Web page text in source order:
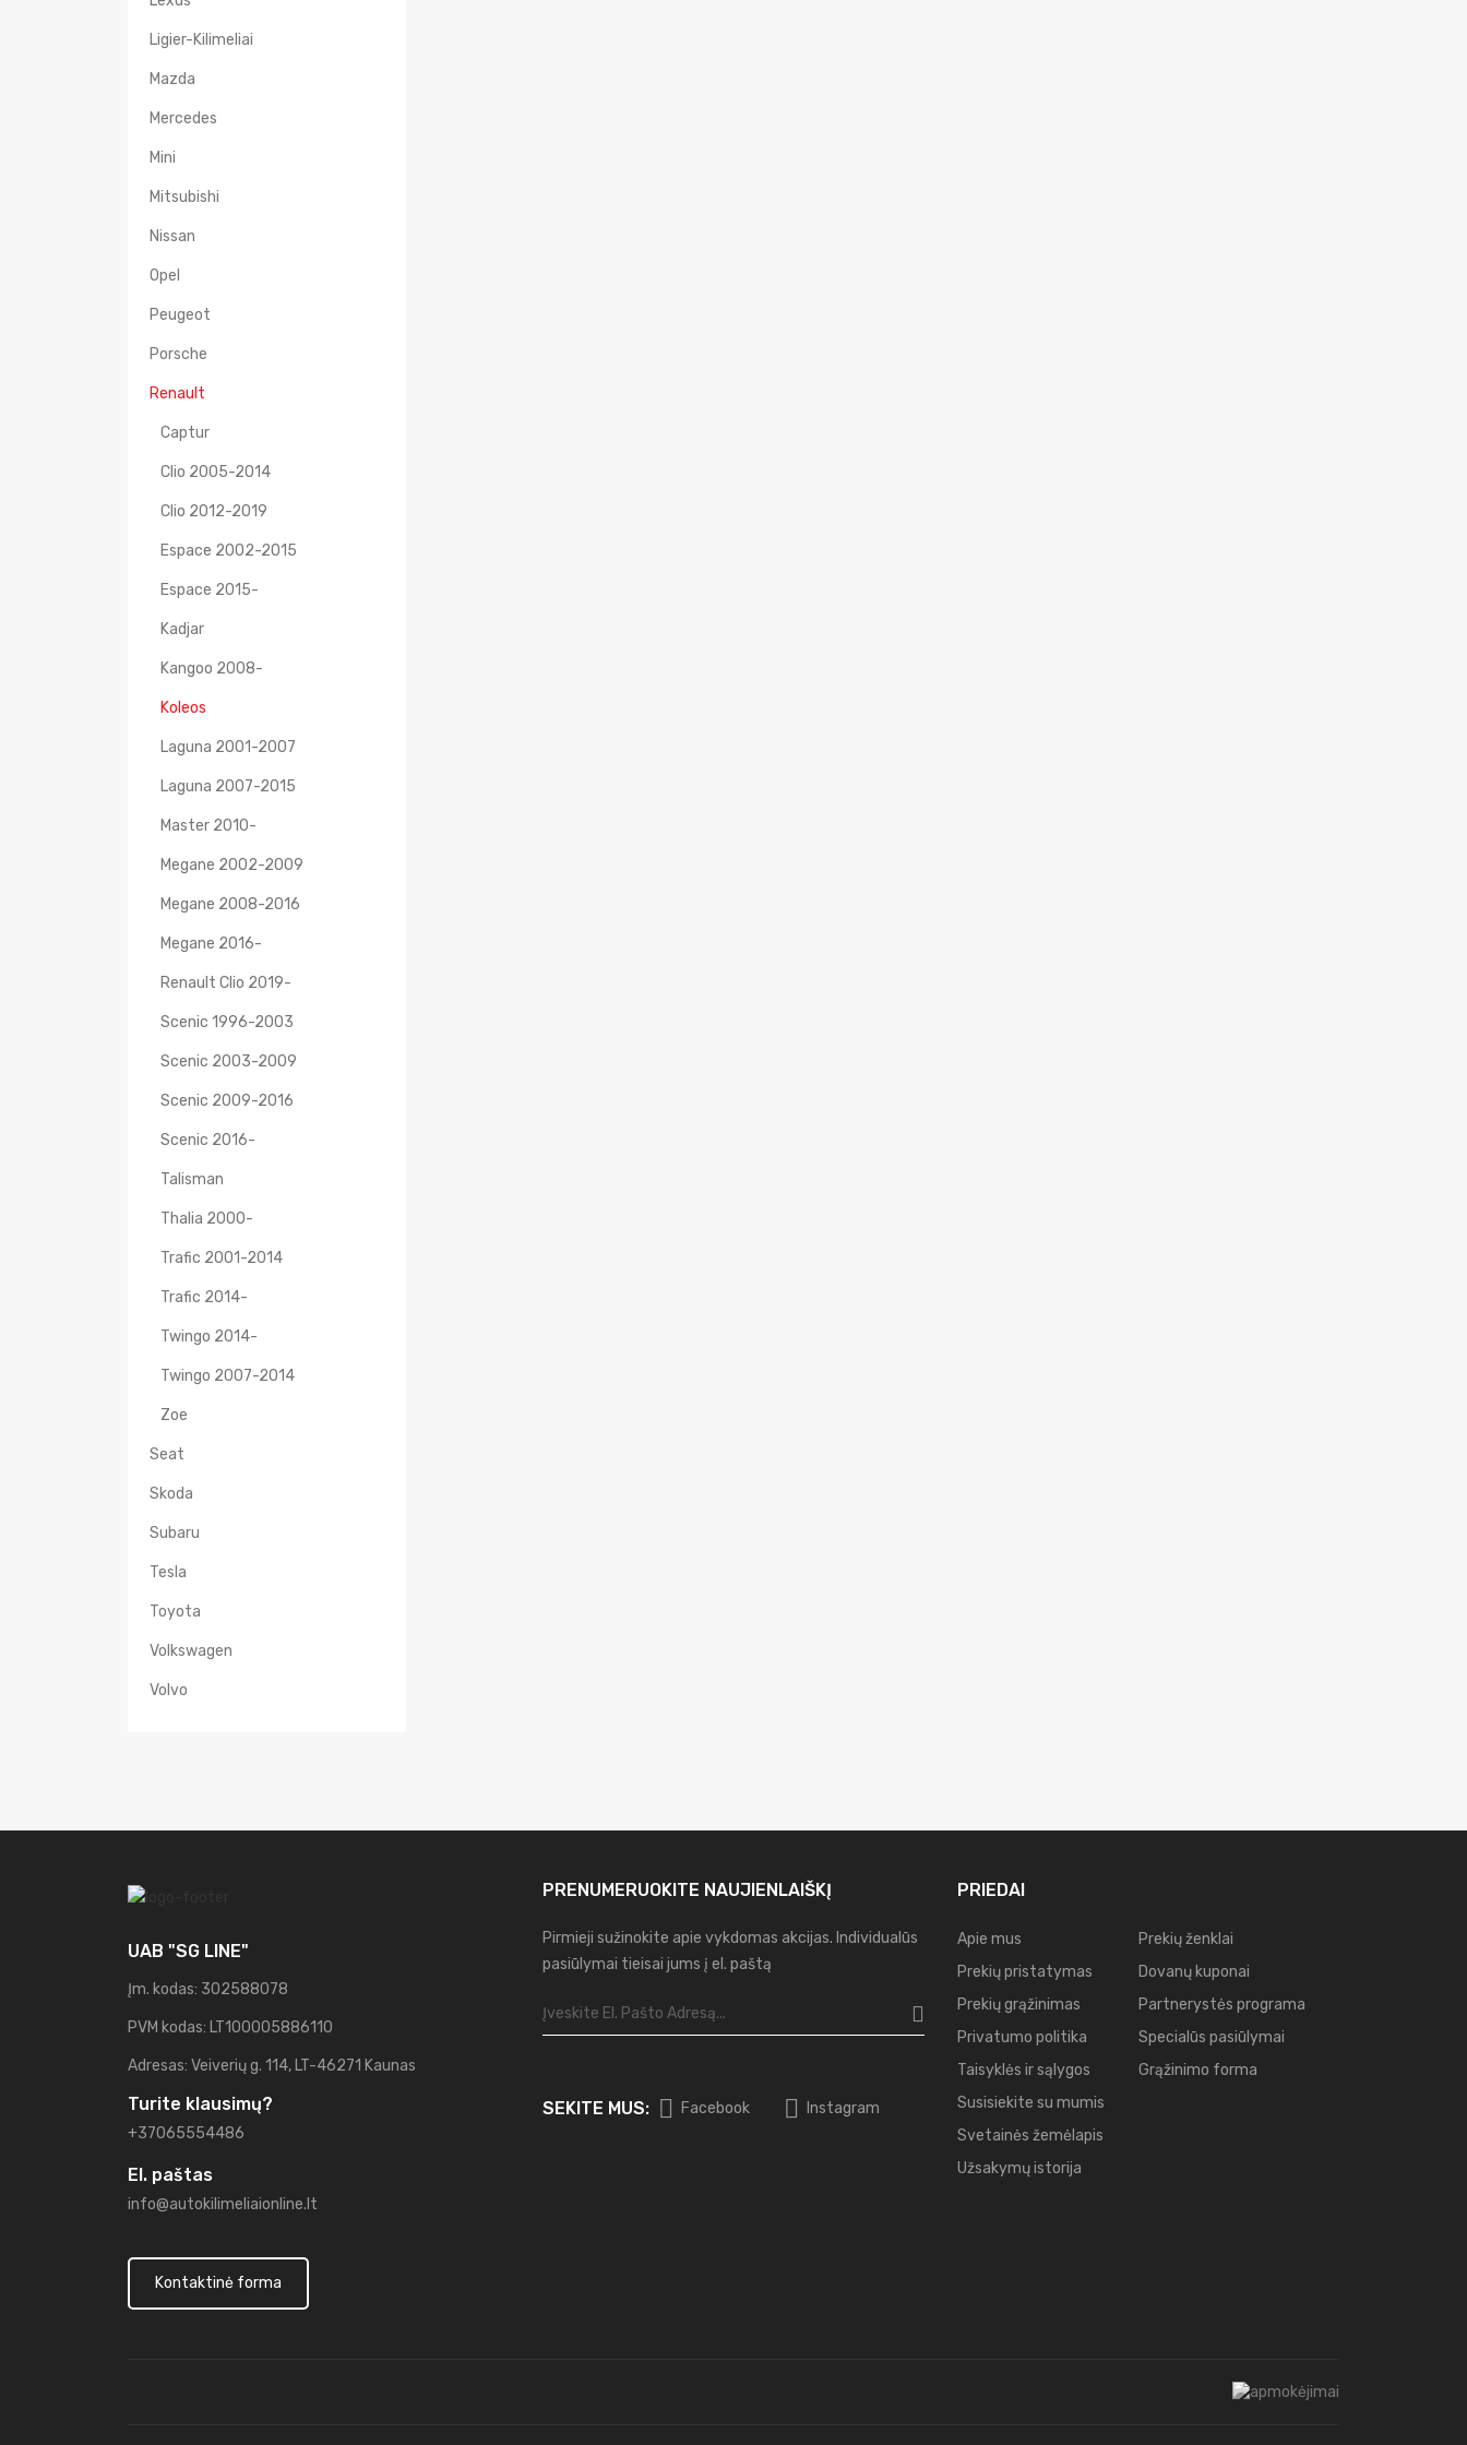
Ligier-Kilimeliai
Mazda
Mercedes
Mini
Mitsubishi
Nissan
Opel
Peugeot
Porsche
Renault
Captur
Clio 2005-2014
Clio 2012-2019
Espace 2002-2015
Espace 2015-
Kadjar
Kangoo 2008-
Koleos
Laguna 2001-2007
Laguna 2007-2015
Master 2010-
Megane 2002-2009
Megane 2008-2016
Megane 2016-
Renault Clio 2019-
Scenic 1996-2003
Scenic 2003-2009
Scenic 2009-2016
Scenic 2016-
Talisman
Thalia 2000-
Trafic 2001-2014
Trafic 2014-
Twingo 2014-
Twingo 2007-2014
Zoe
Seat
Skoda
Subaru
Tesla
Toyota
Volkswagen
Volvo
UAB "SG LINE"
Įm. kodas: 302588078
PVM kodas: LT100005886110
Adresas: Veiverių g. 114, LT-46271 Kaunas
Turite klausimų?
+37065554486
El. paštas
info@autokilimeliaionline.lt
Kontaktinė forma
PRENUMERUOKITE NAUJIENLAIŠKĮ
Pirmieji sužinokite apie vykdomas akcijas. Individualūs
pasiūlymai tieisai jums į el. paštą
SEKITE MUS: Facebook Instagram
PRIEDAI
Apie mus
Prekių pristatymas
Prekių grąžinimas
Privatumo politika
Taisyklės ir sąlygos
Susisiekite su mumis
Svetainės žemėlapis
Užsakymų istorija
Prekių ženklai
Dovanų kuponai
Partnerystės programa
Specialūs pasiūlymai
Grąžinimo forma